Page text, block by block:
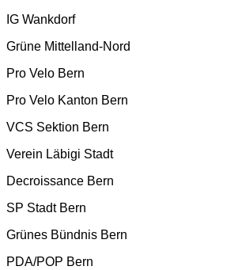
IG Wankdorf
Grüne Mittelland-Nord
Pro Velo Bern
Pro Velo Kanton Bern
VCS Sektion Bern
Verein Läbigi Stadt
Decroissance Bern
SP Stadt Bern
Grünes Bündnis Bern
PDA/POP Bern